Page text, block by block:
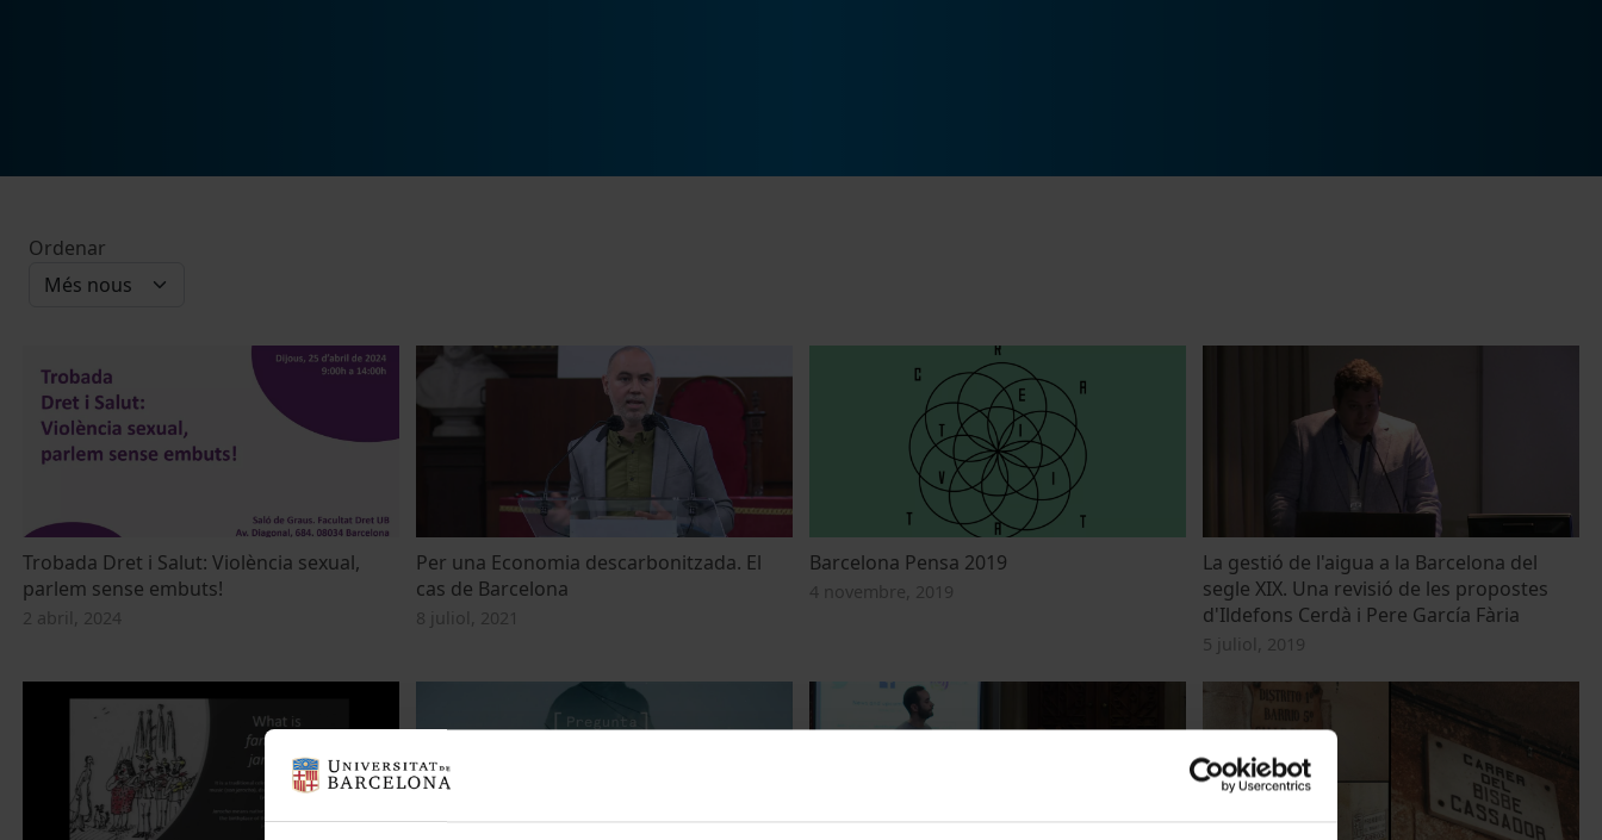
Ordenar
Trobada Dret i Salut: Violència sexual,
parlem sense embuts!
2 abril, 2024
Per una Economia descarbonitzada. El
cas de Barcelona
8 juliol, 2021
Barcelona Pensa 2019
4 novembre, 2019
La gestió de l'aigua a la Barcelona del
segle XIX. Una revisió de les propostes
d'Ildefons Cerdà i Pere García Fària
5 juliol, 2019